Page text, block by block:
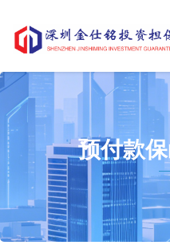
预付款